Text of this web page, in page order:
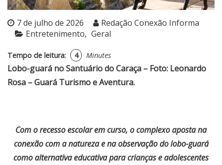
7 de julho de 2026
Redação Conexão Informa
Entretenimento
Geral
Tempo de leitura: 4 Minutes
Lobo-guará no Santuário do Caraça – Foto: Leonardo
Rosa – Guará Turismo e Aventura.
Com o recesso escolar em curso, o complexo aposta na
conexão com a natureza e na observação do lobo-guará
como alternativa educativa para crianças e adolescentes